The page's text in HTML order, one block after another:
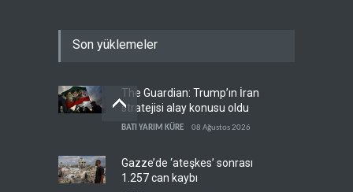
Son yüklemeler
The Guardian: Trump’ın İran
stratejisi alay konusu oldu
BATI YARIM KÜRE 08 Ağustos 2026
Gazze’de ‘ateşkes’ sonrası
1.257 can kaybı